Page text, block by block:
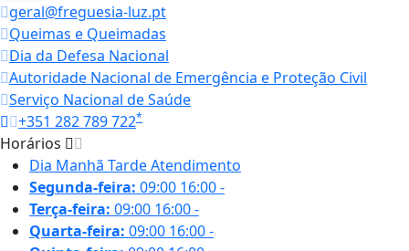
geral@freguesia-luz.pt
Queimas e Queimadas
Dia da Defesa Nacional
Autoridade Nacional de Emergência e Proteção Civil
Serviço Nacional de Saúde
+351 282 789 722*
Horários
Dia Manhã TardeAtendimento
Segunda-feira: 09:00 16:00-
Terça-feira: 09:00 16:00-
Quarta-feira: 09:00 16:00-